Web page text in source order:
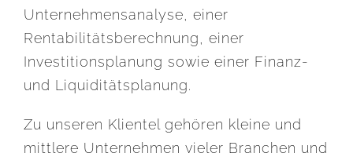
Unternehmensanalyse, einer
Rentabilitätsberechnung, einer
Investitionsplanung sowie einer Finanz-
und Liquiditätsplanung.
Zu unseren Klientel gehören kleine und
mittlere Unternehmen vieler Branchen und